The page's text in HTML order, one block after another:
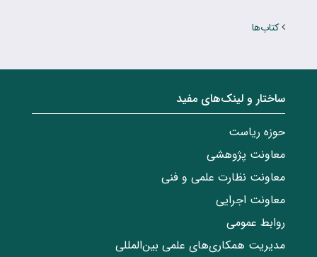
کتاب‌ها
ساختار‌‌ و‌‌ لینک‌های مفید
حوزه ریاست
معاونت پژوهشی
معاونت نظارت علمی و فنی
معاونت اجرایی
روابط عمومی
مدیریت همکاری‌های علمی بین‌المللی